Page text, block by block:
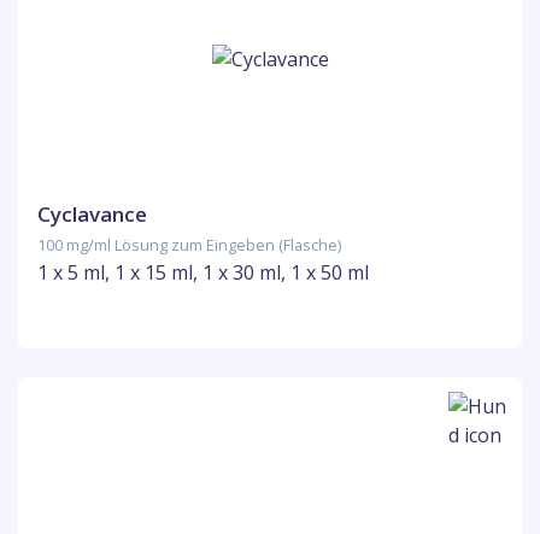
Cyclavance
100 mg/ml Lösung zum Eingeben (Flasche)
1 x 5 ml, 1 x 15 ml, 1 x 30 ml, 1 x 50 ml